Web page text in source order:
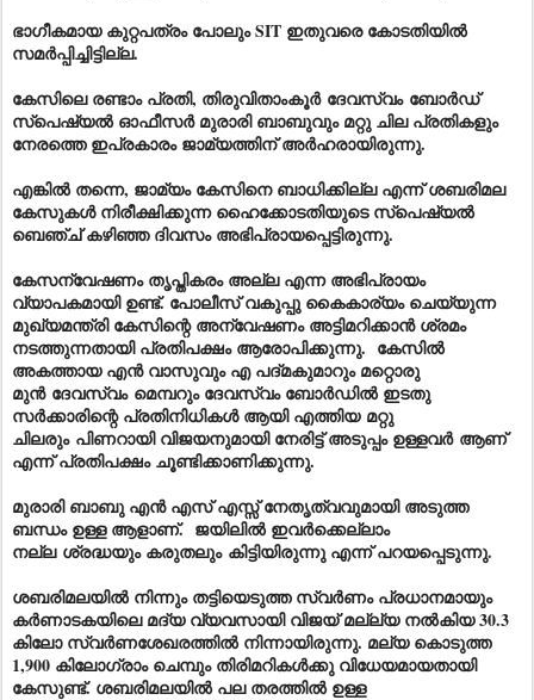
ഭാഗീകമായ കുറ്റപത്രം പോലും SIT ഇതുവരെ കോടതിയിൽ
സമർപ്പിച്ചിട്ടില്ല.
കേസിലെ രണ്ടാം പ്രതി, തിരുവിതാംകൂർ ദേവസ്വം ബോർഡ്
സ്പെഷ്യൽ ഓഫീസർ മുരാരി ബാബുവും മറ്റു ചില പ്രതികളും
നേരത്തെ ഇപ്രകാരം ജാമ്യത്തിന് അർഹരായിരുന്നു.
എങ്കിൽ തന്നെ, ജാമ്യം കേസിനെ ബാധിക്കില്ല എന്ന് ശബരിമല
കേസുകൾ നിരീക്ഷിക്കുന്ന ഹൈക്കോടതിയുടെ സ്പെഷ്യൽ
ബെഞ്ച് കഴിഞ്ഞ ദിവസം അഭിപ്രായപ്പെട്ടിരുന്നു.
കേസന്വേഷണം തൃപ്തികരം അല്ല എന്ന അഭിപ്രായം
വ്യാപകമായി ഉണ്ട്. പോലീസ് വകുപ്പു കൈകാര്യം ചെയ്യുന്ന
മുഖ്യമന്ത്രി കേസിന്റെ അന്വേഷണം അട്ടിമറിക്കാൻ ശ്രമം
നടത്തുന്നതായി പ്രതിപക്ഷം ആരോപിക്കുന്നു. കേസിൽ
അകത്തായ എൻ വാസുവും എ പദ്മകുമാറും മറ്റൊരു
മുൻ ദേവസ്വംമെമ്പറും ദേവസ്വം ബോർഡിൽ ഇടതു
സർക്കാരിന്റെ പ്രതിനിധികൾ ആയി എത്തിയ മറ്റു
ചിലരുംപിണറായി വിജയനുമായി നേരിട്ട് അടുപ്പം ഉള്ളവർആണ്
എന്ന് പ്രതിപക്ഷം ചൂണ്ടിക്കാണിക്കുന്നു.
മുരാരി ബാബു എൻ എസ് എസ്സ് നേതൃത്വവുമായി അടുത്ത
ബന്ധം ഉള്ള ആളാണ്. ജയിലിൽ ഇവർക്കെല്ലാം
നല്ല ശ്രദ്ധയും കരുതലുംകിട്ടിയിരുന്നു എന്ന് പറയപ്പെടുന്നു.
ശബരിമലയിൽ നിന്നും തട്ടിയെടുത്ത സ്വർണം പ്രധാനമായും
കർണാടകയിലെ മദ്യ വ്യവസായി വിജയ് മല്ല്യ നൽകിയ 30.3
കിലോ സ്വർണശേഖരത്തിൽ നിന്നായിരുന്നു. മല്യ കൊടുത്ത
1,900 കിലോഗ്രാം ചെമ്പും തിരിമറികൾക്കു വിധേയമായതായി
കേസുണ്ട്. ശബരിമലയിൽ പല തരത്തിൽ ഉള്ള